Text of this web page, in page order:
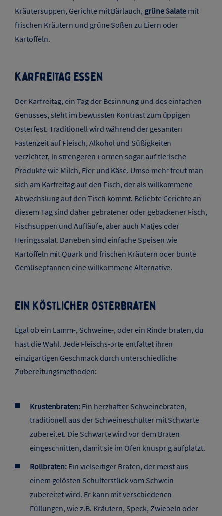
Kräutersuppen, Gerichte mit Bärlauch, grüne Salate mit
frischen Kräutern und grüne Soßen zu Eiern oder
Kartoffeln.
Karfreitag Essen
Der Karfreitag, ein Tag der Besinnung und des einfachen
Genusses, steht im bewussten Kontrast zum üppigen
Osterfest. Traditionell wird während der gesamten
Fastenzeit auf Fleisch, Alkohol und Süßigkeiten
verzichtet, in strengeren Formen sogar auf tierische
Produkte wie Milch, Eier und Käse. Umso mehr freut man
sich am Karfreitag auf den Fisch, der als willkommene
Abwechslung auf den Tisch kommt. Beliebte Gerichte an
diesem Tag sind daher gebratener oder gebackener Fisch,
Fischsuppen und Aufläufe, aber auch Matjes oder
Heringssalat. Daneben sind einfache Speisen wie
Kartoffeln mit Quark und frischen Kräutern oder bunte
Gemüsepfannen eine willkommene Alternative.
Ein köstlicher Osterbraten
Egal ob ein Lamm-, Schweine-, oder ein Rinderbraten, du
hast die Wahl. Jede Fleischs-orte entfaltet ihren
einzigartigen Geschmack durch unterschiedliche
Zubereitungsmethoden:
Krustenbraten: Ein herzhafter Schweinebraten,
traditionell aus der Schweineschulter mit Schwarte
zubereitet. Die Schwarte wird vor dem Braten
eingeschnitten, damit sie im Ofen knusprig aufplatzt.
Rollbraten: Ein vielseitiger Braten, der meist aus
einem gelösten Schulterstück vom Schwein
zubereitet wird. Er kann mit verschiedenen
Füllungen, wie z.B. Kräutern, Speck, Zwiebeln oder